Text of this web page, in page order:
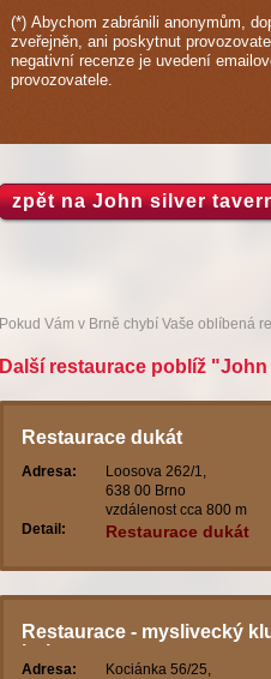
(*) Abychom zabránili anonymům,
zveřejněn, ani poskytnut
negativní recenze je uvedení
provozovatele.
zpět na John silver
Pokud Vám v Brně chybí Vaše oblíbená
Další restaurace poblíž
Restaurace dukát
Adresa:
Loosova 262/1,
638 00 Brno
vzdálenost cca 800 m
Detail:
Restaurace dukát
Restaurace - myslivecký
hubert
Adresa:
Kociánka 56/25,